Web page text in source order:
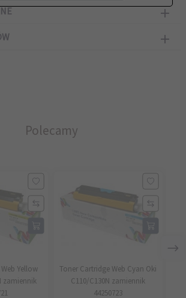
Polecamy
Yellow
zamiennik
Toner Cartridge Web Cyan Oki
C110/C130N zamiennik
44250723